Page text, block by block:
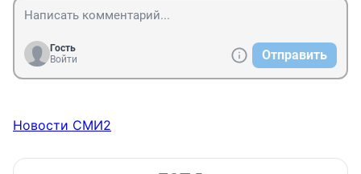
Гость
Войти
Отправить
Новости СМИ2